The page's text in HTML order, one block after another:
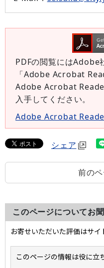
PDFの閲覧にはAdobe
「Adobe Acrobat
Adobe Acrobat
入手してください。
Adobe Acrobat
シェア
前の
このページについてお